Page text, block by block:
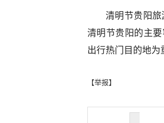
清明节贵阳旅
清明节贵阳的主
出行热门目的地为
【举报】